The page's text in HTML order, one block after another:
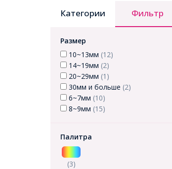
Категории Фильтр
Размер
10~13мм (12)
14~19мм (2)
20~29мм (1)
30мм и больше (2)
6~7мм (10)
8~9мм (15)
Палитра
(3)